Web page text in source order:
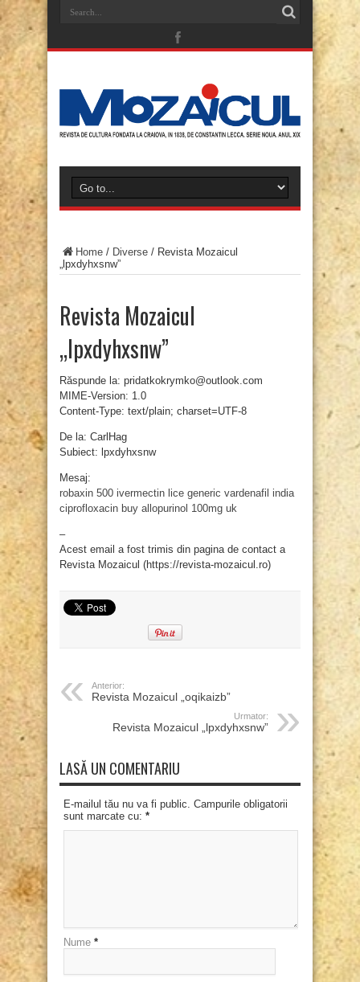
Home / Diverse / Revista Mozaicul
„lpxdyhxsnw”
Revista Mozaicul
„lpxdyhxsnw”
Răspunde la: pridatkokrymko@outlook.com
MIME-Version: 1.0
Content-Type: text/plain; charset=UTF-8
De la: CarlHag
Subiect: lpxdyhxsnw
Mesaj:
robaxin 500 ivermectin lice generic vardenafil india
ciprofloxacin buy allopurinol 100mg uk
–
Acest email a fost trimis din pagina de contact a
Revista Mozaicul (https://revista-mozaicul.ro)
Anterior:
Revista Mozaicul „oqikaizb”
Urmator:
Revista Mozaicul „lpxdyhxsnw”
LASĂ UN COMENTARIU
E-mailul tău nu va fi public. Campurile obligatorii
sunt marcate cu: *
Nume *